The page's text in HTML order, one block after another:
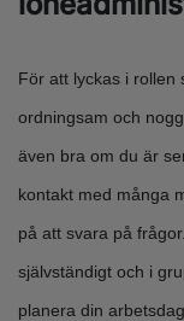
För att lyckas i rollen
ordningsam och
även bra om du är
kontakt med många
på att svara på
självständigt och i
planera din